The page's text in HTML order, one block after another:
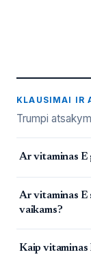
KLAUSIMAI IR
Trumpi
Ar vitaminas E
Ar vitaminas E
vaikams?
Kaip vitaminas